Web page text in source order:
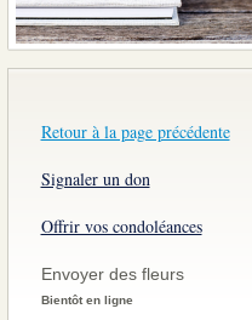
Retour à la page précédente
Signaler un don
Offrir vos condoléances
Envoyer des fleurs
Bientôt en ligne